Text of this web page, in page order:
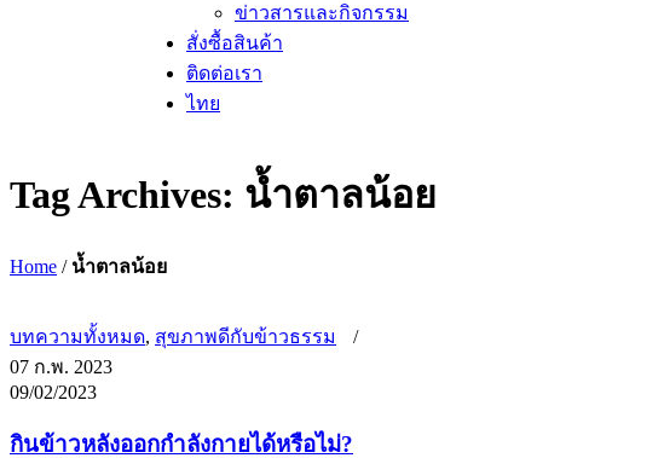
ข่าวสารและกิจกรรม
สั่งซื้อสินค้า
ติดต่อเรา
ไทย
Tag Archives: น้ำตาลน้อย
Home / น้ำตาลน้อย
บทความทั้งหมด, สุขภาพดีกับข้าวธรรม
07 ก.พ. 2023
09/02/2023
กินข้าวหลังออกกำลังกายได้หรือไม่?